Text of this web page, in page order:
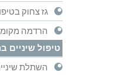
גז צחוק
הרדמה
טיפול
השתלת